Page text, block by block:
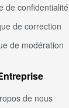
de confidentialité
de correction
de modération
de nous